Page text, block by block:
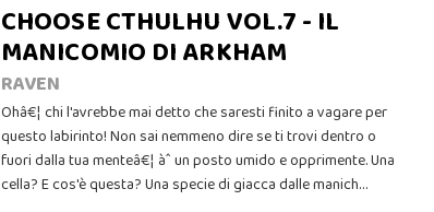
CHOOSE CTHULHU VOL.7 - IL
MANICOMIO DI ARKHAM
RAVEN
Ohâ€¦ chi l'avrebbe mai detto che saresti finito a vagare per
questo labirinto! Non sai nemmeno dire se ti trovi dentro o
fuori dalla tua menteâ€¦ àˆ un posto umido e opprimente. Una
cella? E cos'è questa? Una specie di giacca dalle manich…